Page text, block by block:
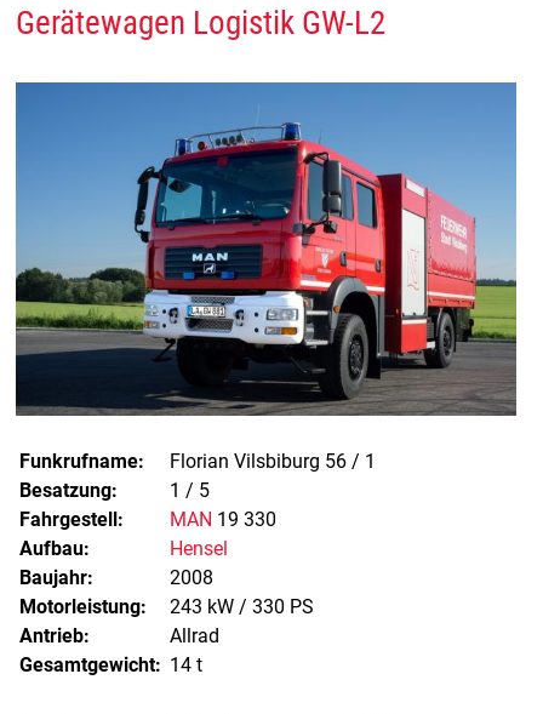
Gerätewagen Logistik GW-L2
Funkrufname:
Besatzung:
Fahrgestell:
Aufbau:
Baujahr:
Motorleistung:
Antrieb:
Gesamtgewicht:
Florian Vilsbiburg 56 / 1
1 / 5
MAN 19 330
Hensel
2008
243 kW / 330 PS
Allrad
14 t